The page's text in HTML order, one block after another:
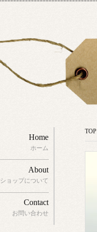
TOP
Home
ホーム
About
ショップについて
Contact
お問い合わせ